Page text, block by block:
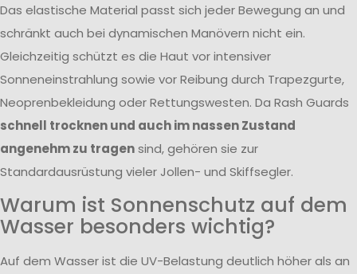
Das elastische Material passt sich jeder Bewegung an und
schränkt auch bei dynamischen Manövern nicht ein.
Gleichzeitig schützt es die Haut vor intensiver
Sonneneinstrahlung sowie vor Reibung durch Trapezgurte,
Neoprenbekleidung oder Rettungswesten. Da Rash Guards
schnell trocknen und auch im nassen Zustand
angenehm zu tragensind, gehören sie zur
Standardausrüstung vieler Jollen- und Skiffsegler.
Warum ist Sonnenschutz auf dem
Wasser besonders wichtig?
Auf dem Wasser ist die UV-Belastung deutlich höher als an